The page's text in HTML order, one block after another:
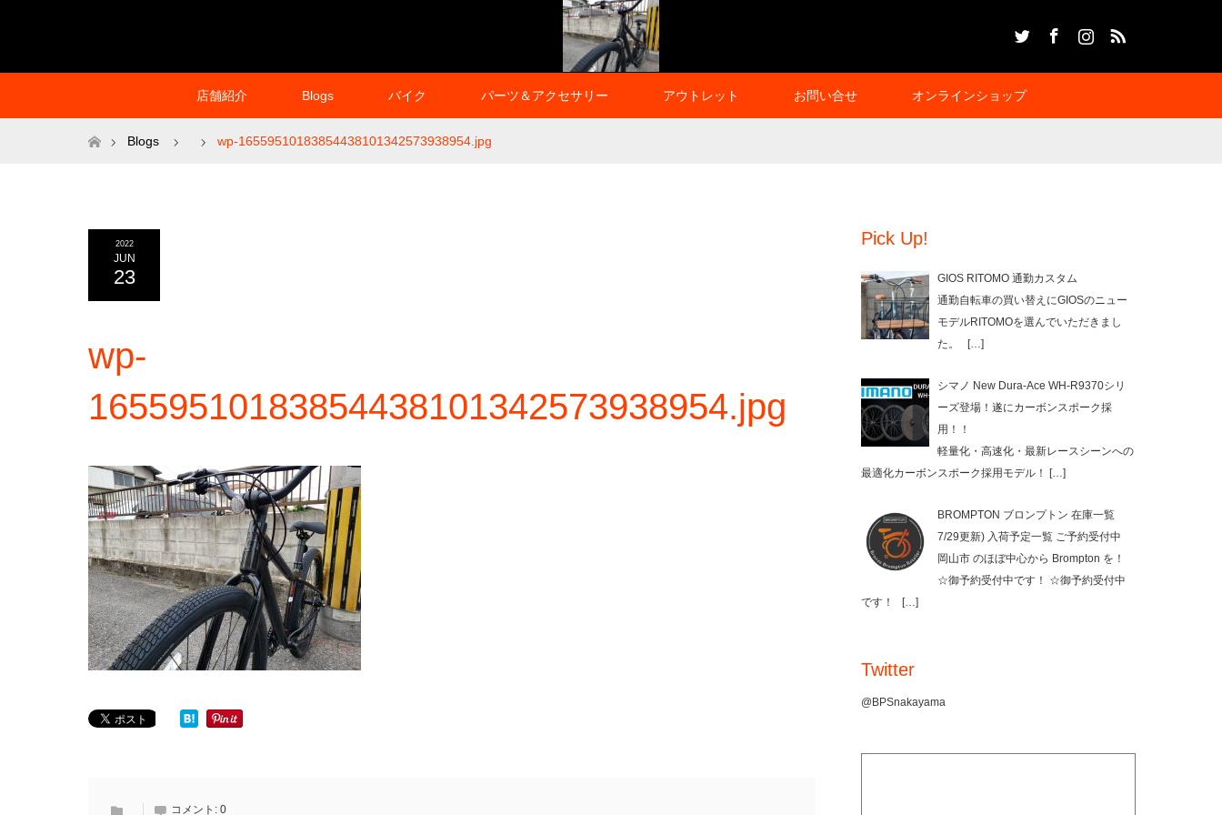
店舗紹介 Blogs バイク パーツ＆アクセサリー アウトレット お問い合せ オンラインショップ
ホームBlogs wp-16559510183854438101342573938954.jpg
2022
JUN
23
wp-
16559510183854438101342573938954.jpg
コメント: 0
Pick Up!
GIOS RITOMO 通勤カスタム
通勤自転車の買い替えにGIOSのニュー
モデルRITOMOを選んでいただきまし
た。
[…]
シマノ New Dura-Ace WH-R9370シリ
ーズ登場！遂にカーボンスポーク採
用！！
軽量化・高速化・最新レースシーンへの
最適化カーボンスポーク採用モデル！
[…]
BROMPTON ブロンプトン 在庫一覧
7/29更新) 入荷予定一覧 ご予約受付中
岡山市 のほぼ中心から Brompton を！
☆御予約受付中です！ ☆御予約受付中
です！
[…]
Twitter
@BPSnakayama